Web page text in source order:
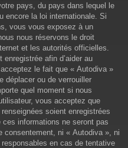
pays, du pays dans lequel le
encore la loi internationale. Si
vous vous exposez à un
nous réservons le droit
et les autorités officielles.
afin d’aider au
le fait que « Autodiva »
déplacer ou de verrouiller
quel moment si nous
vous acceptez que
soient enregistrées
informations ne seront pas
consentement, ni « Autodiva », ni
en cas de tentative